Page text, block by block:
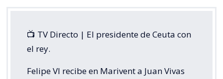
📺 TV Directo | El presidente de Ceuta con
el rey.
Felipe VI recibe en Marivent a Juan Vivas